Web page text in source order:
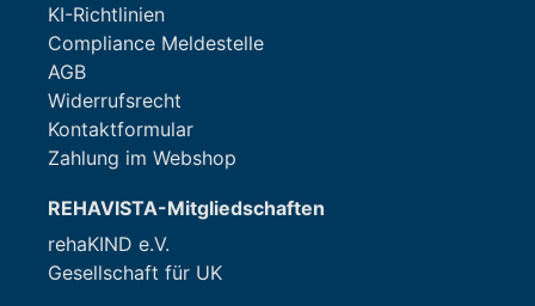
KI-Richtlinien
Compliance Meldestelle
AGB
Widerrufsrecht
Kontaktformular
Zahlung im Webshop
REHAVISTA-Mitgliedschaften
rehaKIND e.V.
Gesellschaft für UK